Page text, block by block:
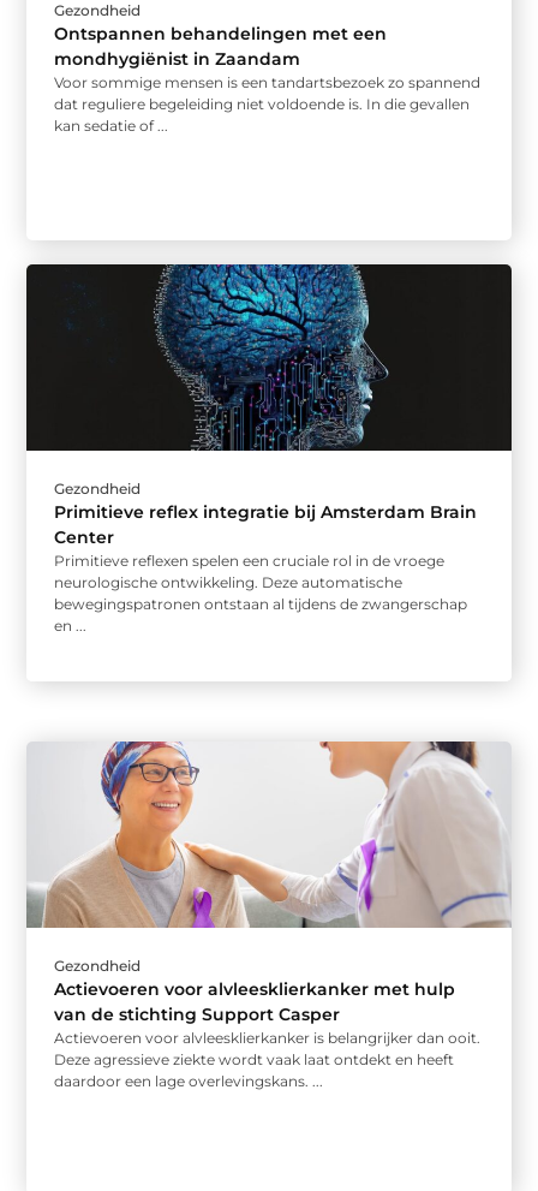
Gezondheid
Ontspannen behandelingen met een
mondhygiënist in Zaandam
Voor sommige mensen is een tandartsbezoek zo spannend
dat reguliere begeleiding niet voldoende is. In die gevallen
kan sedatie of ...
Gezondheid
Primitieve reflex integratie bij Amsterdam Brain
Center
Primitieve reflexen spelen een cruciale rol in de vroege
neurologische ontwikkeling. Deze automatische
bewegingspatronen ontstaan al tijdens de zwangerschap
en ...
Gezondheid
Actievoeren voor alvleesklierkanker met hulp
van de stichting Support Casper
Actievoeren voor alvleesklierkanker is belangrijker dan ooit.
Deze agressieve ziekte wordt vaak laat ontdekt en heeft
daardoor een lage overlevingskans. ...